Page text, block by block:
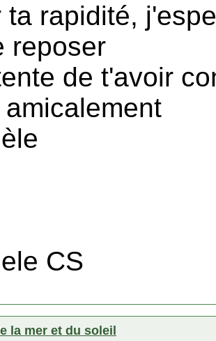
ta rapidité,
reposer
de t'avoir
amicalement
CS
la mer et du soleil